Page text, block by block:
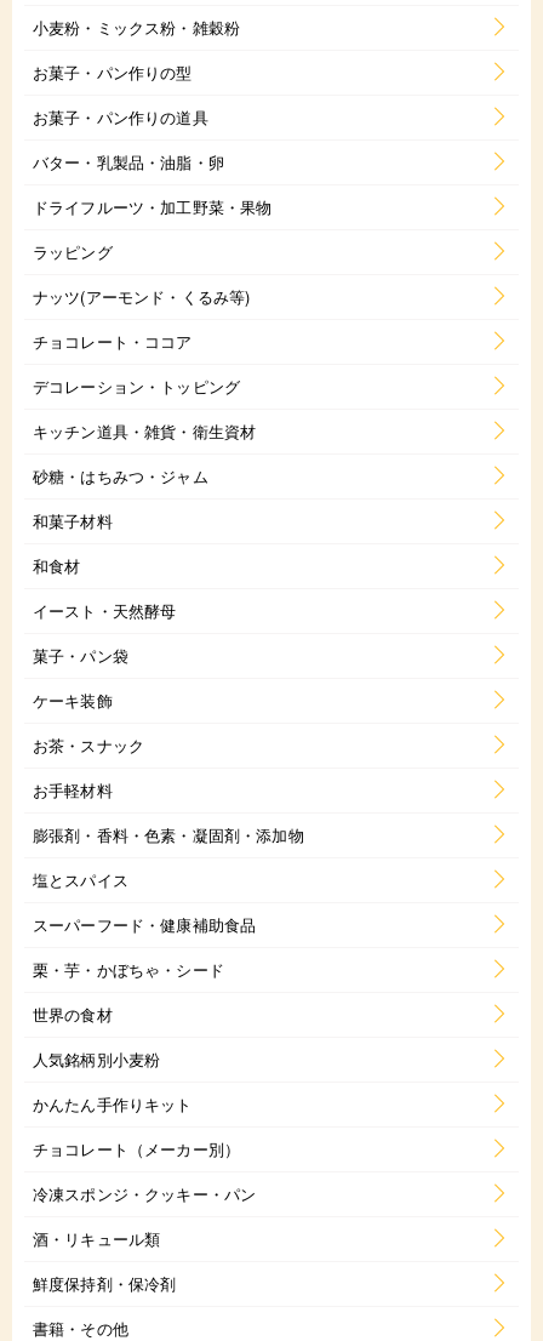
小麦粉・ミックス粉・雑穀粉
お菓子・パン作りの型
お菓子・パン作りの道具
バター・乳製品・油脂・卵
ドライフルーツ・加工野菜・果物
ラッピング
ナッツ(アーモンド・くるみ等)
チョコレート・ココア
デコレーション・トッピング
キッチン道具・雑貨・衛生資材
砂糖・はちみつ・ジャム
和菓子材料
和食材
イースト・天然酵母
菓子・パン袋
ケーキ装飾
お茶・スナック
お手軽材料
膨張剤・香料・色素・凝固剤・添加物
塩とスパイス
スーパーフード・健康補助食品
栗・芋・かぼちゃ・シード
世界の食材
人気銘柄別小麦粉
かんたん手作りキット
チョコレート（メーカー別）
冷凍スポンジ・クッキー・パン
酒・リキュール類
鮮度保持剤・保冷剤
書籍・その他